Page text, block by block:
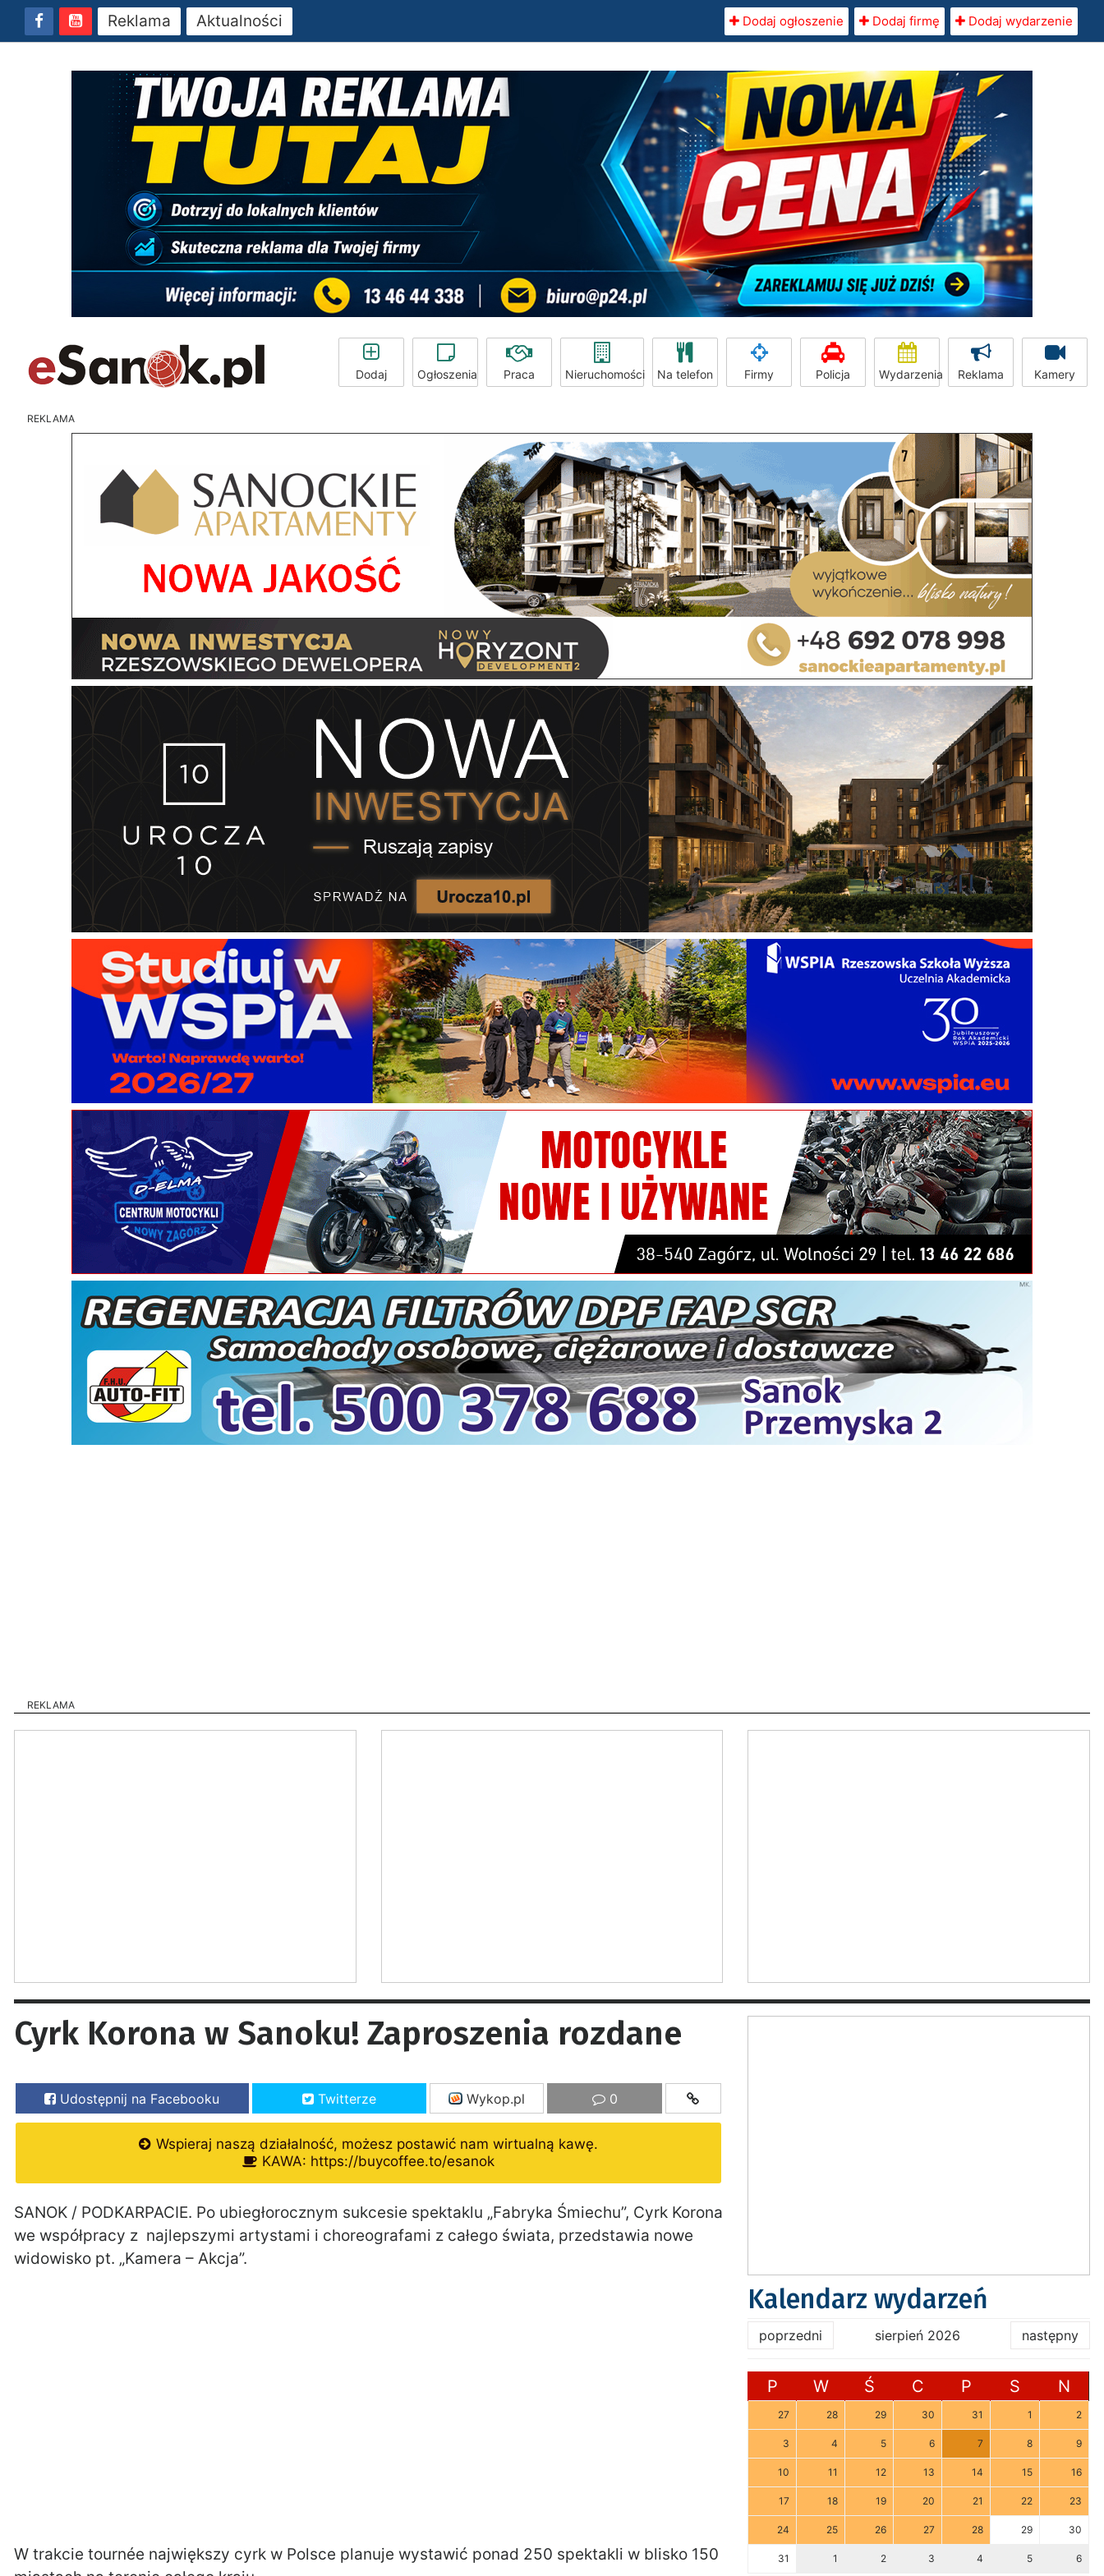
Reklama Aktualności Dodaj ogłoszenie Dodaj firmę Dodaj wydarzenie
Dodaj Ogłoszenia Praca Nieruchomości Na telefon Firmy Policja Wydarzenia Reklama Kamery
REKLAMA
REKLAMA
Cyrk Korona w Sanoku! Zaproszenia rozdane
Udostępnij na Facebooku Twitterze Wykop.pl 0
Wspieraj naszą działalność, możesz postawić nam wirtualną kawę.
KAWA: https://buycoffee.to/esanok
SANOK / PODKARPACIE. Po ubiegłorocznym sukcesie spektaklu „Fabryka Śmiechu”, Cyrk Korona
we współpracy z najlepszymi artystami i choreografami z całego świata, przedstawia nowe
widowisko pt. „Kamera – Akcja”.
W trakcie tournée największy cyrk w Polsce planuje wystawić ponad 250 spektakli w blisko 150
Kalendarz wydarzeń
poprzedni sierpień 2026 następny
P W Ś C P S N
27 28 29 30 31 1 2
3 4 5 6 7 8 9
10 11 12 13 14 15 16
17 18 19 20 21 22 23
24 25 26 27 28 29 30
31 1 2 3 4 5 6